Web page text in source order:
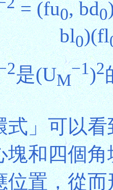
= (fu0, bd0
bl0)(fl
是(UM
−1)2
式」可以
塊和四個
位置，從